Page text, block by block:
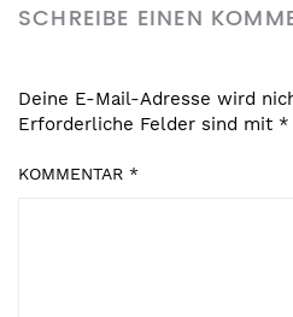
SCHREIBE EINEN
Deine E-Mail-Adresse wird
Erforderliche Felder sind mit *
KOMMENTAR *